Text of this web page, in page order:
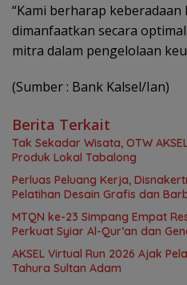
“Kami berharap
dimanfaatkan secara
mitra dalam pengelolaan
(Sumber : Bank Kalsel/Ian)
Berita Terkait
Tak Sekadar Wisata, OTW
Produk Lokal Tabalong
Perluas Peluang Kerja,
Pelatihan Desain Grafis dan
MTQN ke-23 Simpang Empat
Perkuat Syiar Al-Qur’an dan
AKSEL Virtual Run 2026 Ajak
Tahura Sultan Adam